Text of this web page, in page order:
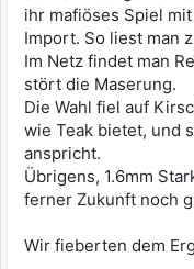
ihr mafiöses Spiel
Import. So liest man
Im Netz findet man
stört die Maserung.
Die Wahl fiel auf
wie Teak bietet, und
anspricht.
Übrigens, 1.6mm
ferner Zukunft noch
Wir fieberten dem